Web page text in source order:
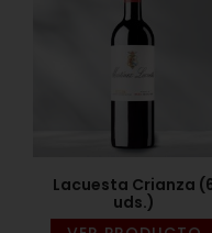
Lacuesta Crianza
uds.)